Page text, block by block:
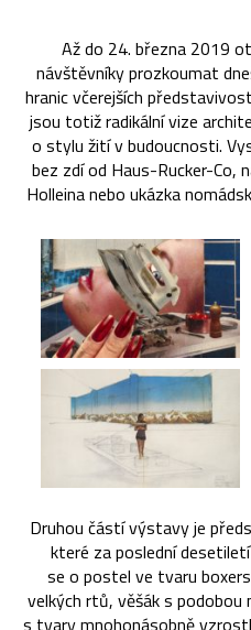
Až do 24. března 2019
návštěvníky prozkoumat
hranic včerejších
jsou totiž radikální vize
o stylu žití v budoucnosti.
bez zdí od Haus-Rucker-Co,
Holleina nebo ukázka
Druhou částí výstavy je
které za poslední
se o postel ve tvaru
velkých rtů, věšák s